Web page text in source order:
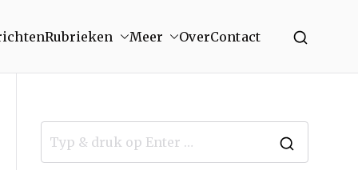
Rubrieken Meer OverContact